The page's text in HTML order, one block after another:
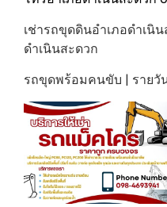
เช่ารถขุดดินอำเภอดำเนิ
ดำเนินสะดวก
รถขุดพร้อมคนขับ | รายวั